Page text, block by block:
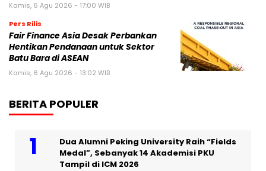
Kamis, 6 Agu 2026 - 17:00 WIB
Pers Rilis
Fair Finance Asia Desak Perbankan
Hentikan Pendanaan untuk Sektor
Batu Bara di ASEAN
Kamis, 6 Agu 2026 - 13:02 WIB
BERITA POPULER
Dua Alumni Peking University Raih “Fields
Medal”, Sebanyak 14 Akademisi PKU
Tampil di ICM 2026